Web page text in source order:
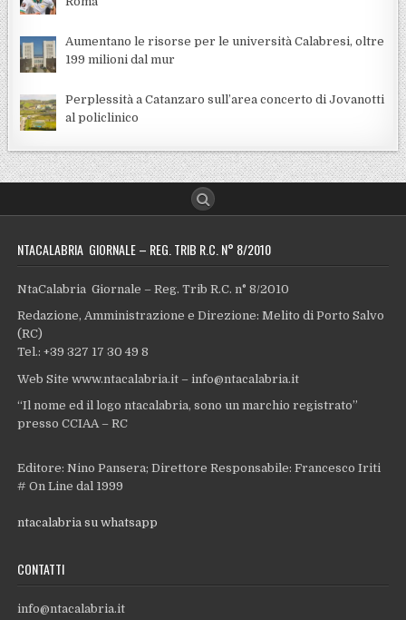
Aumentano le risorse per le università Calabresi, oltre
199 milioni dal mur
Perplessità a Catanzaro sull’area concerto di Jovanotti
al policlinico
NTACALABRIA GIORNALE – REG. TRIB R.C. N° 8/2010
NtaCalabria Giornale – Reg. Trib R.C. n° 8/2010
Redazione, Amministrazione e Direzione: Melito di Porto Salvo
(RC)
Tel.: +39 327 17 30 49 8
Web Site www.ntacalabria.it – info@ntacalabria.it
“Il nome ed il logo ntacalabria, sono un marchio registrato”
presso CCIAA – RC
Editore: Nino Pansera; Direttore Responsabile: Francesco Iriti
# On Line dal 1999
ntacalabria su whatsapp
CONTATTI
info@ntacalabria.it